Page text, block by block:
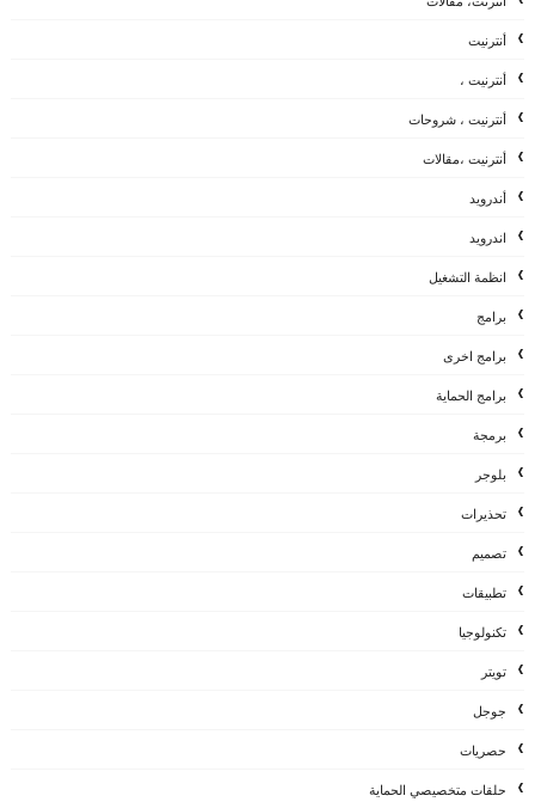
أنترنيت
أنترنيت ،
أنترنيت ، شروحات
أنترنيت ،مقالات
أندرويد
اندرويد
انظمة التشغيل
برامج
برامج اخرى
برامج الحماية
برمجة
بلوجر
تحذيرات
تصميم
تطبيقات
تكنولوجيا
تويتر
جوجل
حصريات
حلقات متخصيصي الحماية